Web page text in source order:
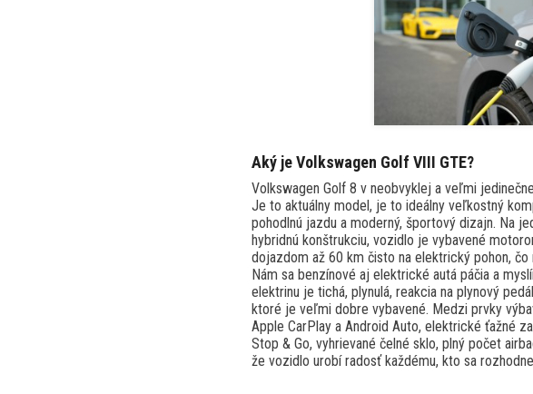
Aký je Volkswagen Golf VIII GTE?
Volkswagen Golf 8 v neobvyklej a veľmi
Je to aktuálny model, je to ideálny veľkostný
pohodlnú jazdu a moderný, športový dizajn. Na
hybridnú konštrukciu, vozidlo je vybavené
dojazdom až 60 km čisto na elektrický pohon,
Nám sa benzínové aj elektrické autá páčia a
elektrinu je tichá, plynulá, reakcia na plynový
ktoré je veľmi dobre vybavené. Medzi prvky
Apple CarPlay a Android Auto, elektrické ťažné
Stop & Go, vyhrievané čelné sklo, plný počet
že vozidlo urobí radosť každému, kto sa